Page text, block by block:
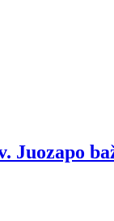
Juozapo